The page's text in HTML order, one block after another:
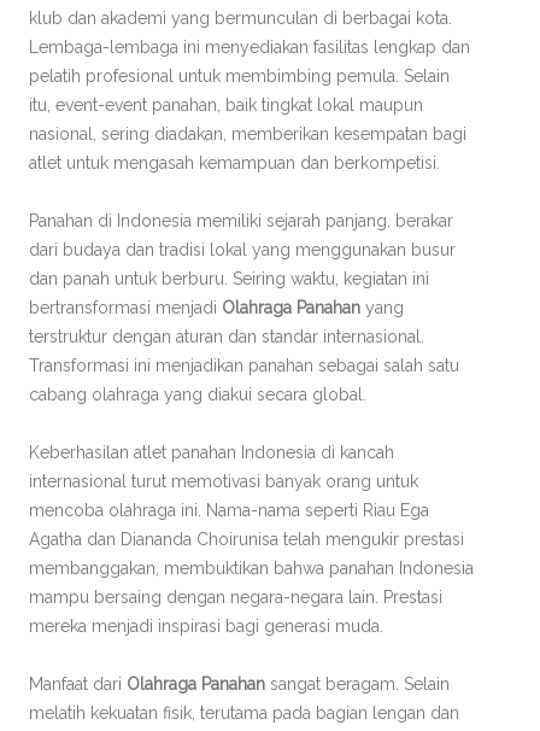
klub dan akademi yang bermunculan di berbagai kota.
Lembaga-lembaga ini menyediakan fasilitas lengkap dan
pelatih profesional untuk membimbing pemula. Selain
itu, event-event panahan, baik tingkat lokal maupun
nasional, sering diadakan, memberikan kesempatan bagi
atlet untuk mengasah kemampuan dan berkompetisi.
Panahan di Indonesia memiliki sejarah panjang, berakar
dari budaya dan tradisi lokal yang menggunakan busur
dan panah untuk berburu. Seiring waktu, kegiatan ini
bertransformasi menjadi Olahraga Panahan yang
terstruktur dengan aturan dan standar internasional.
Transformasi ini menjadikan panahan sebagai salah satu
cabang olahraga yang diakui secara global.
Keberhasilan atlet panahan Indonesia di kancah
internasional turut memotivasi banyak orang untuk
mencoba olahraga ini. Nama-nama seperti Riau Ega
Agatha dan Diananda Choirunisa telah mengukir prestasi
membanggakan, membuktikan bahwa panahan Indonesia
mampu bersaing dengan negara-negara lain. Prestasi
mereka menjadi inspirasi bagi generasi muda.
Manfaat dari Olahraga Panahan sangat beragam. Selain
melatih kekuatan fisik, terutama pada bagian lengan dan